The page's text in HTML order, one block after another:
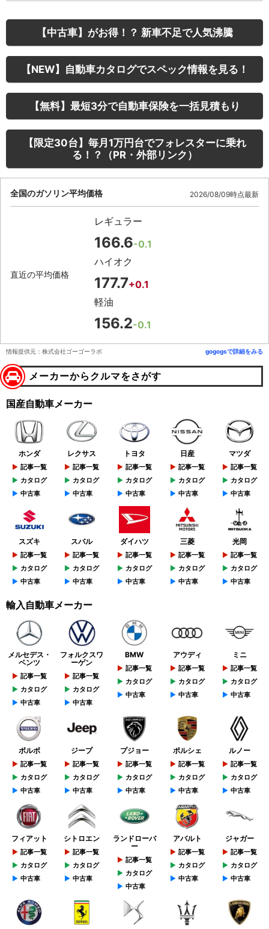
【中古車】がお得！？ 新車不足で人気沸騰
【NEW】自動車カタログでスペック情報を見る！
【無料】最短3分で自動車保険を一括見積もり
【限定30台】毎月1万円台でフォレスターに乗れ
る！？（PR・外部リンク）
全国のガソリン平均価格 2026/08/09時点最新
直近の平均価格
レギュラー
166.6-0.1
ハイオク
177.7+0.1
軽油
156.2-0.1
情報提供元：株式会社ゴーゴーラボ gogogsで詳細をみる
メーカーからクルマをさがす
国産自動車メーカー
ホンダ
記事一覧
カタログ
中古車
レクサス
記事一覧
カタログ
中古車
トヨタ
記事一覧
カタログ
中古車
日産
記事一覧
カタログ
中古車
マツダ
記事一覧
カタログ
中古車
スズキ
記事一覧
カタログ
中古車
スバル
記事一覧
カタログ
中古車
ダイハツ
記事一覧
カタログ
中古車
三菱
記事一覧
カタログ
中古車
光岡
記事一覧
カタログ
中古車
輸入自動車メーカー
メルセデス・
ベンツ
記事一覧
カタログ
中古車
フォルクスワ
ーゲン
記事一覧
カタログ
中古車
BMW
記事一覧
カタログ
中古車
アウディ
記事一覧
カタログ
中古車
ミニ
記事一覧
カタログ
中古車
ボルボ
記事一覧
カタログ
中古車
ジープ
記事一覧
カタログ
中古車
プジョー
記事一覧
カタログ
中古車
ポルシェ
記事一覧
カタログ
中古車
ルノー
記事一覧
カタログ
中古車
フィアット
記事一覧
カタログ
中古車
シトロエン
記事一覧
カタログ
中古車
ランドローバ
ー
記事一覧
カタログ
中古車
アバルト
記事一覧
カタログ
中古車
ジャガー
記事一覧
カタログ
中古車